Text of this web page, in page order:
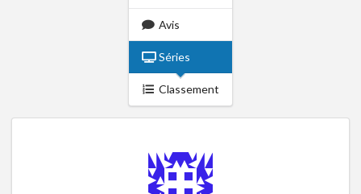
Avis
Séries
Classement